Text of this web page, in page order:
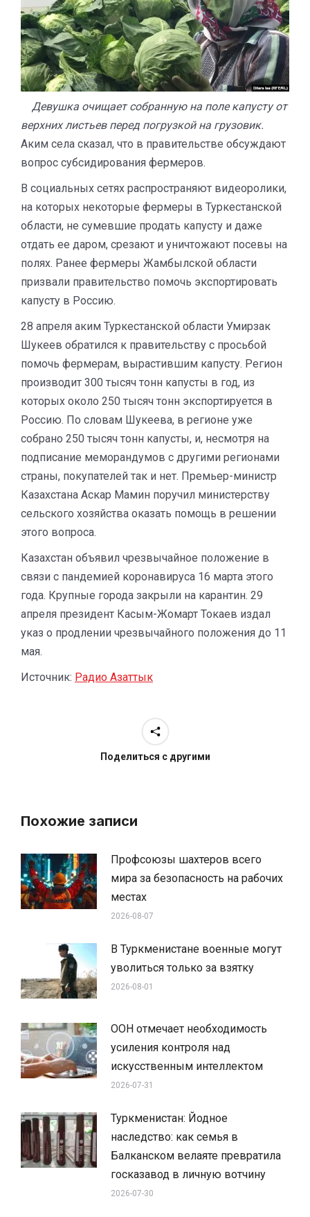
Девушка очищает собранную на поле капусту от
верхних листьев перед погрузкой на грузовик.
Аким села сказал, что в правительстве обсуждают
вопрос субсидирования фермеров.
В социальных сетях распространяют видеоролики,
на которых некоторые фермеры в Туркестанской
области, не сумевшие продать капусту и даже
отдать ее даром, срезают и уничтожают посевы на
полях. Ранее фермеры Жамбылской области
призвали правительство помочь экспортировать
капусту в Россию.
28 апреля аким Туркестанской области Умирзак
Шукеев обратился к правительству с просьбой
помочь фермерам, вырастившим капусту. Регион
производит 300 тысяч тонн капусты в год, из
которых около 250 тысяч тонн экспортируется в
Россию. По словам Шукеева, в регионе уже
собрано 250 тысяч тонн капусты, и, несмотря на
подписание меморандумов с другими регионами
страны, покупателей так и нет. Премьер-министр
Казахстана Аскар Мамин поручил министерству
сельского хозяйства оказать помощь в решении
этого вопроса.
Казахстан объявил чрезвычайное положение в
связи с пандемией коронавируса 16 марта этого
года. Крупные города закрыли на карантин. 29
апреля президент Касым-Жомарт Токаев издал
указ о продлении чрезвычайного положения до 11
мая.
Источник: Радио Азаттык
Поделиться с другими
Похожие записи
Профсоюзы шахтеров всего
мира за безопасность на рабочих
местах
2026-08-07
В Туркменистане военные могут
уволиться только за взятку
2026-08-01
ООН отмечает необходимость
усиления контроля над
искусственным интеллектом
2026-07-31
Туркменистан: Йодное
наследство: как семья в
Балканском велаяте превратила
госказавод в личную вотчину
2026-07-30